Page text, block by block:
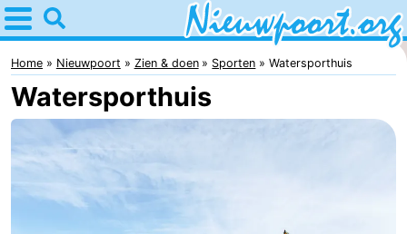
Home
Nieuwpoort
Tips
Voor
kinderen
Overnachten
Home Nieuwpoort Zien & doen Sporten Watersporthuis
Watersporthuis